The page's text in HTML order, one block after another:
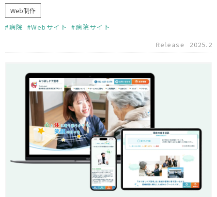
Web制作
病院
Webサイト
病院サイト
Release
2025.2